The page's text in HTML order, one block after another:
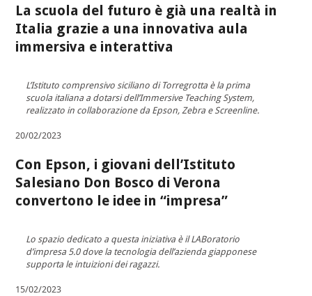
La scuola del futuro è già una realtà in
Italia grazie a una innovativa aula
immersiva e interattiva
L’Istituto comprensivo siciliano di Torregrotta è la prima
scuola italiana a dotarsi dell’Immersive Teaching System,
realizzato in collaborazione da Epson, Zebra e Screenline.
20/02/2023
Con Epson, i giovani dell’Istituto
Salesiano Don Bosco di Verona
convertono le idee in “impresa”
Lo spazio dedicato a questa iniziativa è il LABoratorio
d’impresa 5.0 dove la tecnologia dell’azienda giapponese
supporta le intuizioni dei ragazzi.
15/02/2023